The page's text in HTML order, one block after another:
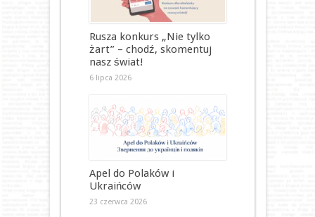
Rusza konkurs „Nie tylko
żart” – chodź, skomentuj
nasz świat!
6 lipca 2026
Apel do Polaków i
Ukraińców
23 czerwca 2026